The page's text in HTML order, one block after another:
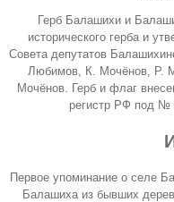
Герб Балашихи и
исторического герба и
Совета депутатов
Любимов, К. Мочёнов, Р.
Мочёнов. Герб и флаг
регистр РФ под №
Первое упоминание о селе
Балашиха из бывших